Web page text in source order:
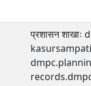
प्रशासन